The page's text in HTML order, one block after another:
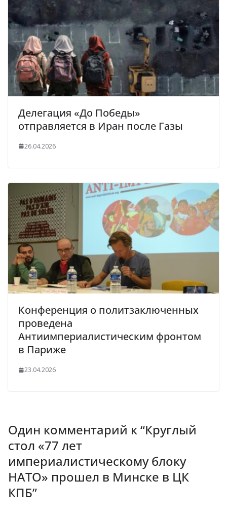
Делегация «До Победы»
отправляется в Иран после Газы
26.04.2026
Конференция о политзаключенных
проведена
Антиимпериалистическим фронтом
в Париже
23.04.2026
Один комментарий к “Круглый
стол «77 лет
империалистическому блоку
НАТО» прошел в Минске в ЦК
КПБ”